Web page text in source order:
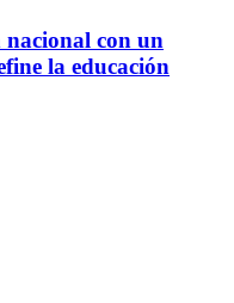
con un
la educación